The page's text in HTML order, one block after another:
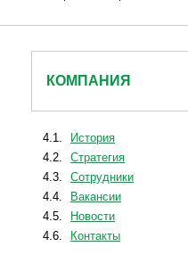
КОМПАНИЯ
4.1.
История
4.2.
Стратегия
4.3.
Сотрудники
4.4.
Вакансии
4.5.
Новости
4.6.
Контакты